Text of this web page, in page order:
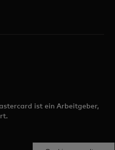
ist ein Arbeitgeber,